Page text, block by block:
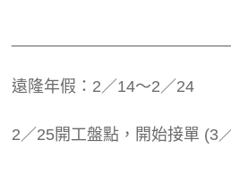
遠隆年假：2／14～2／24
2／25開工盤點，開始接單 (3